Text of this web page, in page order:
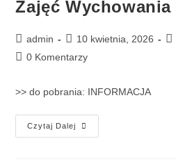
Zajęć
admin 10 kwietnia, 2026
0 Komentarzy
>> do pobrania: INFORMACJA
Czytaj Dalej